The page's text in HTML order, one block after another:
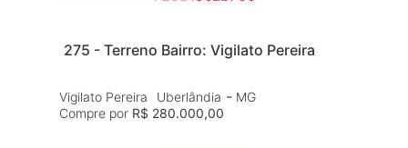
275 - Terreno Bairro: Vigilato Pereira
Vigilato Pereira Uberlândia - MG
Compre por R$ 280.000,00